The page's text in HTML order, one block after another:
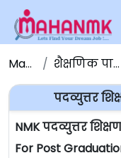
Maha NMK शैक्षणिक पात्रतेनुसार जाहिराती
पदव्युत्तर
NMK पदव्युत्तर
For Post